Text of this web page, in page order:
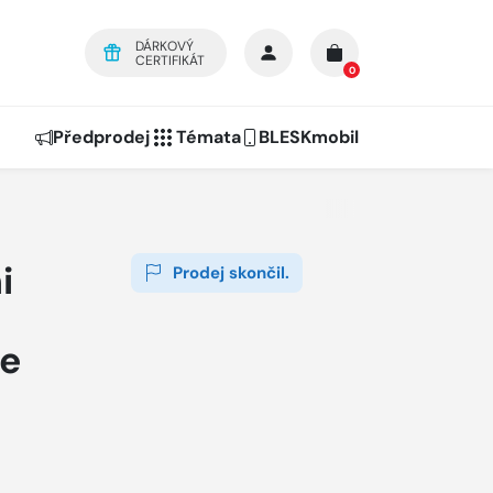
DÁRKOVÝ
CERTIFIKÁT
0
Předprodej Témata BLESKmobil
Prodej skončil.